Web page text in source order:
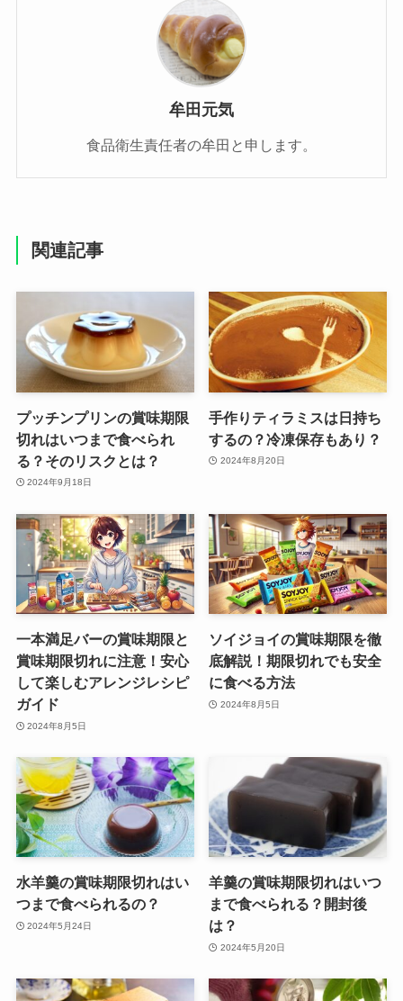
牟田元気
食品衛生責任者の牟田と申します。
関連記事
プッチンプリンの賞味期限
切れはいつまで食べられ
る？そのリスクとは？
2024年9月18日
手作りティラミスは日持ち
するの？冷凍保存もあり？
2024年8月20日
一本満足バーの賞味期限と
賞味期限切れに注意！安心
して楽しむアレンジレシピ
ガイド
2024年8月5日
ソイジョイの賞味期限を徹
底解説！期限切れでも安全
に食べる方法
2024年8月5日
水羊羹の賞味期限切れはい
つまで食べられるの？
2024年5月24日
羊羹の賞味期限切れはいつ
まで食べられる？開封後
は？
2024年5月20日